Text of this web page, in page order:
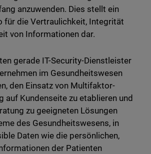
anzuwenden. Dies stellt ein
für die Vertraulichkeit, Integrität
von Informationen dar.
gerade IT-Security-Dienstleister
im Gesundheitswesen
den Einsatz von Multifaktor-
auf Kundenseite zu etablieren und
zu geeigneten Lösungen
des Gesundheitswesens, in
Daten wie die persönlichen,
der Patienten